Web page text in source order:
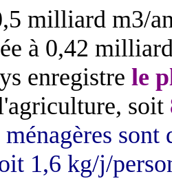
milliard m3/
à 0,42
enregistre le
soit
1,6 kg/j/